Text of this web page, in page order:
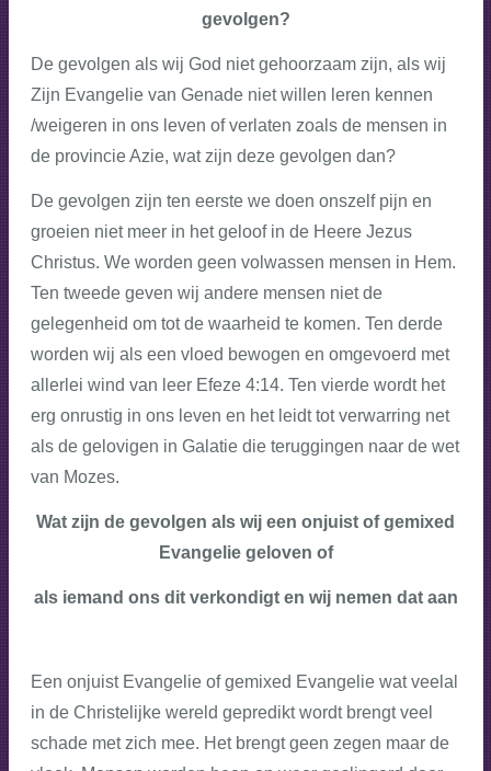
gevolgen?
De gevolgen als wij God niet gehoorzaam zijn, als wij
Zijn Evangelie van Genade niet willen leren kennen
/weigeren in ons leven of verlaten zoals de mensen in
de provincie Azie, wat zijn deze gevolgen dan?
De gevolgen zijn ten eerste we doen onszelf pijn en
groeien niet meer in het geloof in de Heere Jezus
Christus. We worden geen volwassen mensen in Hem.
Ten tweede geven wij andere mensen niet de
gelegenheid om tot de waarheid te komen. Ten derde
worden wij als een vloed bewogen en omgevoerd met
allerlei wind van leer Efeze 4:14. Ten vierde wordt het
erg onrustig in ons leven en het leidt tot verwarring net
als de gelovigen in Galatie die teruggingen naar de wet
van Mozes.
Wat zijn de gevolgen als wij een onjuist of gemixed
Evangelie geloven of
als iemand ons dit verkondigt en wij nemen dat aan
Een onjuist Evangelie of gemixed Evangelie wat veelal
in de Christelijke wereld gepredikt wordt brengt veel
schade met zich mee. Het brengt geen zegen maar de